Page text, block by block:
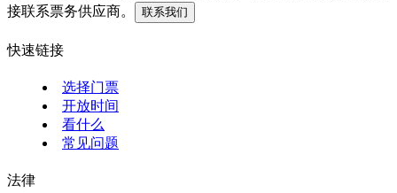
接联系票务供应商。
联系我们
快速链接
选择门票
开放时间
看什么
常见问题
法律